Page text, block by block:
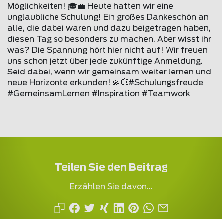
Möglichkeiten! 🎓💼 Heute hatten wir eine
unglaubliche Schulung! Ein großes Dankeschön an
alle, die dabei waren und dazu beigetragen haben,
diesen Tag so besonders zu machen. Aber wisst ihr
was? Die Spannung hört hier nicht auf! Wir freuen
uns schon jetzt über jede zukünftige Anmeldung.
Seid dabei, wenn wir gemeinsam weiter lernen und
neue Horizonte erkunden! 💫💥#Schulungsfreude
#GemeinsamLernen #Inspiration #Teamwork
Teilen Sie den Beitrag
Erzählen Sie davon...